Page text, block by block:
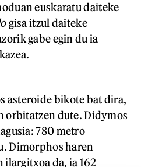
euskaratu daiteke
gisa itzul daiteke
gabe egin du ia
asteroide bikote bat dira,
orbitatzen dute. Didymos
780 metro
Dimorphos haren
da, ia 162